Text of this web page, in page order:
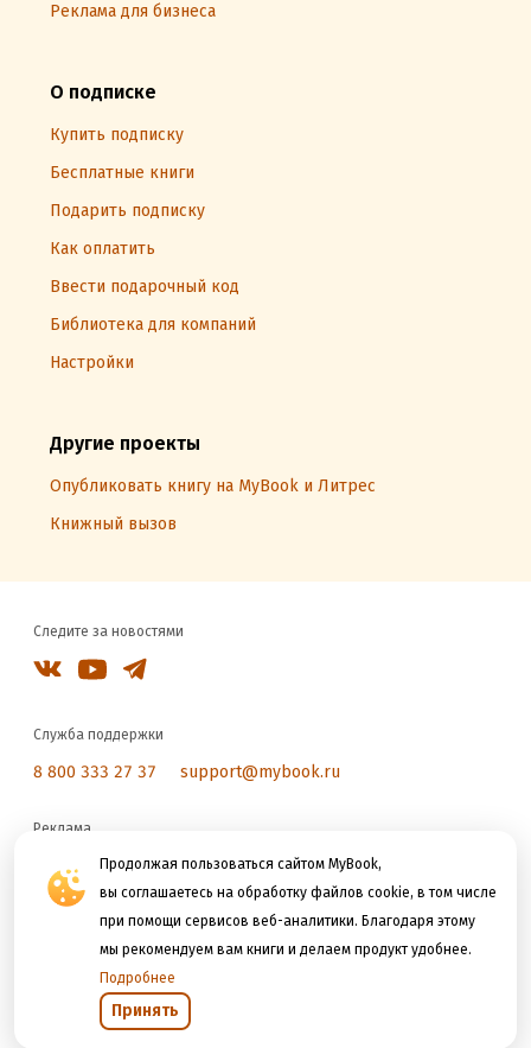
Продолжая пользоваться сайтом MyBook,
вы соглашаетесь на обработку файлов cookie, в том числе
при помощи сервисов веб-аналитики. Благодаря этому
мы рекомендуем вам книги и делаем продукт удобнее.
Подробнее
Принять
Реклама для бизнеса
О подписке
Купить подписку
Бесплатные книги
Подарить подписку
Как оплатить
Ввести подарочный код
Библиотека для компаний
Настройки
Другие проекты
Опубликовать книгу на MyBook и Литрес
Книжный вызов
Следите за новостями
Служба поддержки
8 800 333 27 37 support@mybook.ru
Реклама
reklama@litres.ru
Мы принимаем к оплате
Открыть в приложении